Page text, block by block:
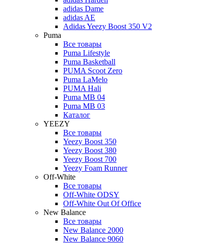
adidas Dame
adidas AE
Adidas Yeezy Boost 350 V2
Puma
Все товары
Puma Lifestyle
Puma Basketball
PUMA Scoot Zero
Puma LaMelo
PUMA Hali
Puma MB 04
Puma MB 03
Каталог
YEEZY
Все товары
Yeezy Boost 350
Yeezy Boost 380
Yeezy Boost 700
Yeezy Foam Runner
Off-White
Все товары
Off-White ODSY
Off-White Out Of Office
New Balance
Все товары
New Balance 2000
New Balance 9060